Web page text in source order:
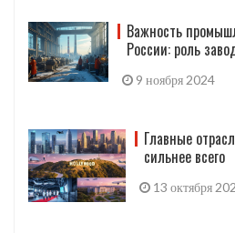
Важность
России: роль
9 ноября 2024
Главные
сильнее всего
13 октября